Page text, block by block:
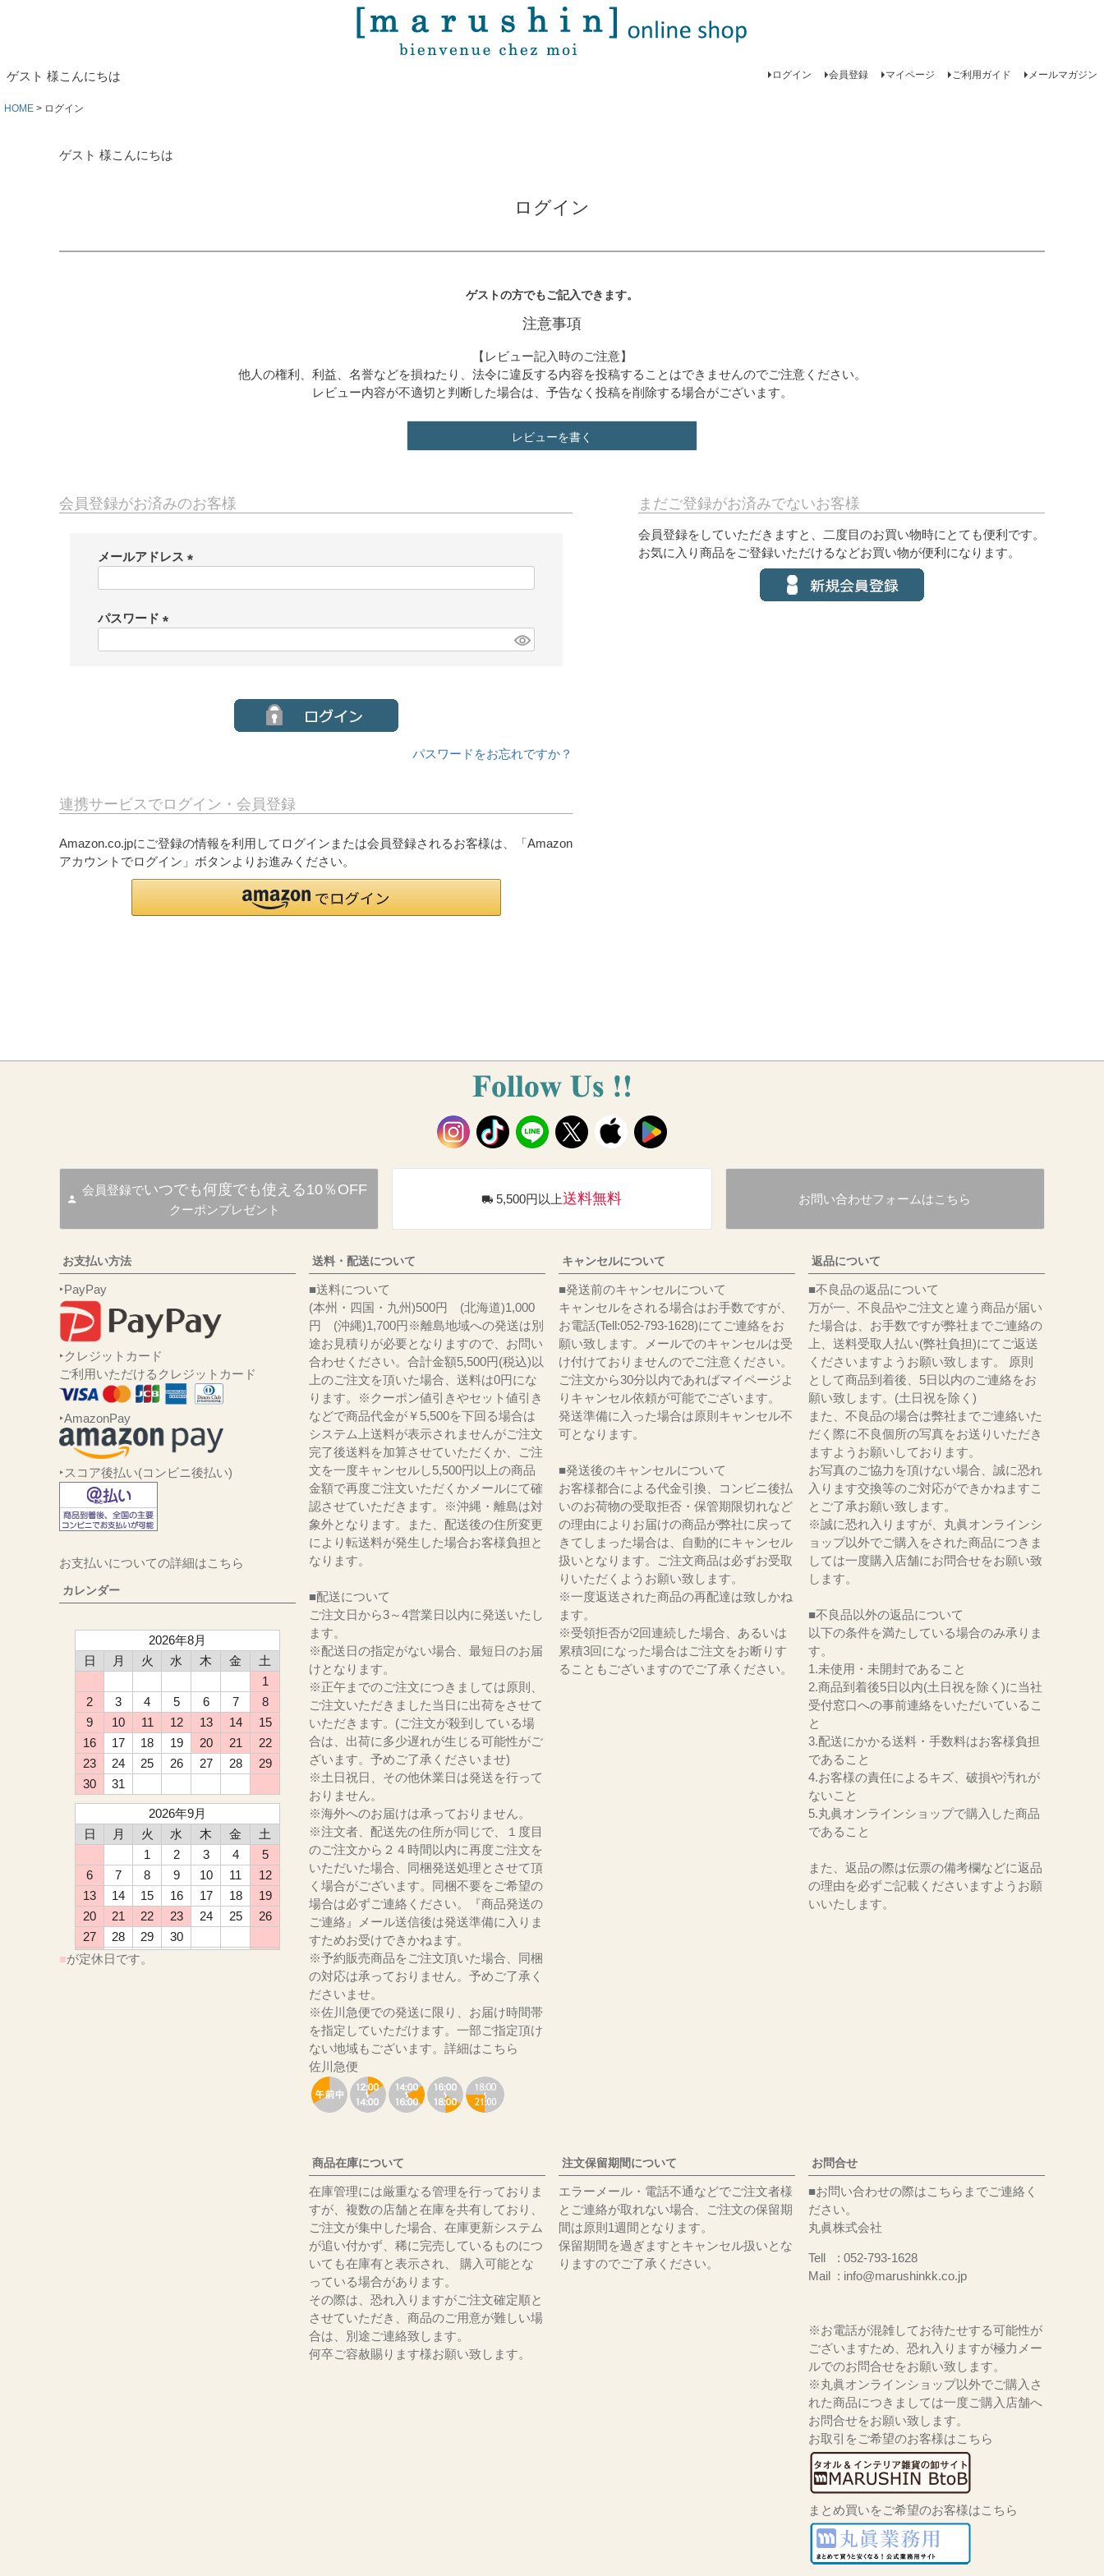
ゲスト 様こんにちは ログイン 会員登録 マイページ ご利用ガイド メールマガジン
HOME ログイン
ゲスト 様こんにちは
ログイン
ゲストの方でもご記入できます。
注意事項
【レビュー記入時のご注意】
他人の権利、利益、名誉などを損ねたり、法令に違反する内容を投稿することはできませんのでご注意ください。
レビュー内容が不適切と判断した場合は、予告なく投稿を削除する場合がございます。
レビューを書く
会員登録がお済みのお客様
メールアドレス
パスワード
パスワードをお忘れですか？
連携サービスでログイン・会員登録
Amazon.co.jpにご登録の情報を利用してログインまたは会員登録されるお客様は、「Amazon
アカウントでログイン」ボタンよりお進みください。
まだご登録がお済みでないお客様
会員登録をしていただきますと、二度目のお買い物時にとても便利です。
お気に入り商品をご登録いただけるなどお買い物が便利になります。
会員登録でいつでも何度でも使える10％OFF
クーポンプレゼント
5,500円以上送料無料 お問い合わせフォームはこちら
お支払い方法
‣PayPay
‣クレジットカード
ご利用いただけるクレジットカード
‣AmazonPay
‣スコア後払い(コンビニ後払い)
お支払いについての詳細はこちら
カレンダー
2026年8月
日
月 火 水 木 金
土
1
2
3 4 5 6 7
8
9
10 11 12 13 14
15
16
17 18 19 20 21
22
23
24 25 26 27 28
29
30
31
2026年9月
日
月 火 水 木 金
土
1
2 3 4
5
6
7 8 9 10 11
12
13
14 15 16 17 18
19
20
21 22 23 24 25
26
27
28 29
30
■が定休日です。
送料・配送について
■送料について
(本州・四国・九州)500円 (北海道)1,000
円 (沖縄)1,700円※離島地域への発送は別
途お見積りが必要となりますので、お問い
合わせください。合計金額5,500円(税込)以
上のご注文を頂いた場合、送料は0円にな
ります。※クーポン値引きやセット値引き
などで商品代金が￥5,500を下回る場合は
システム上送料が表示されませんがご注文
完了後送料を加算させていただくか、ご注
文を一度キャンセルし5,500円以上の商品
金額で再度ご注文いただくかメールにて確
認させていただきます。※沖縄・離島は対
象外となります。また、配送後の住所変更
により転送料が発生した場合お客様負担と
なります。
■配送について
ご注文日から3～4営業日以内に発送いたし
ます。
※配送日の指定がない場合、最短日のお届
けとなります。
※正午までのご注文につきましては原則、
ご注文いただきました当日に出荷をさせて
いただきます。(ご注文が殺到している場
合は、出荷に多少遅れが生じる可能性がご
ざいます。予めご了承くださいませ)
※土日祝日、その他休業日は発送を行って
おりません。
※海外へのお届けは承っておりません。
※注文者、配送先の住所が同じで、１度目
のご注文から２４時間以内に再度ご注文を
いただいた場合、同梱発送処理とさせて頂
く場合がございます。同梱不要をご希望の
場合は必ずご連絡ください。『商品発送の
ご連絡』メール送信後は発送準備に入りま
すためお受けできかねます。
※予約販売商品をご注文頂いた場合、同梱
の対応は承っておりません。予めご了承く
ださいませ。
※佐川急便での発送に限り、お届け時間帯
を指定していただけます。一部ご指定頂け
ない地域もございます。 詳細はこちら
佐川急便
キャンセルについて
■発送前のキャンセルについて
キャンセルをされる場合はお手数ですが、
お電話(Tell:052-793-1628)にてご連絡をお
願い致します。メールでのキャンセルは受
け付けておりませんのでご注意ください。
ご注文から30分以内であればマイページよ
りキャンセル依頼が可能でございます。
発送準備に入った場合は原則キャンセル不
可となります。
■発送後のキャンセルについて
お客様都合による代金引換、コンビニ後払
いのお荷物の受取拒否・保管期限切れなど
の理由によりお届けの商品が弊社に戻って
きてしまった場合は、自動的にキャンセル
扱いとなります。ご注文商品は必ずお受取
りいただくようお願い致します。
※一度返送された商品の再配達は致しかね
ます。
※受領拒否が2回連続した場合、あるいは
累積3回になった場合はご注文をお断りす
ることもございますのでご了承ください。
返品について
■不良品の返品について
万が一、不良品やご注文と違う商品が届い
た場合は、お手数ですが弊社までご連絡の
上、送料受取人払い(弊社負担)にてご返送
くださいますようお願い致します。 原則
として商品到着後、5日以内のご連絡をお
願い致します。(土日祝を除く)
また、不良品の場合は弊社までご連絡いた
だく際に不良個所の写真をお送りいただき
ますようお願いしております。
お写真のご協力を頂けない場合、誠に恐れ
入ります交換等のご対応ができかねますこ
とご了承お願い致します。
※誠に恐れ入りますが、丸眞オンラインシ
ョップ以外でご購入をされた商品につきま
しては一度購入店舗にお問合せをお願い致
します。
■不良品以外の返品について
以下の条件を満たしている場合のみ承りま
す。
1.未使用・未開封であること
2.商品到着後5日以内(土日祝を除く)に当社
受付窓口への事前連絡をいただいているこ
と
3.配送にかかる送料・手数料はお客様負担
であること
4.お客様の責任によるキズ、破損や汚れが
ないこと
5.丸眞オンラインショップで購入した商品
であること
また、返品の際は伝票の備考欄などに返品
の理由を必ずご記載くださいますようお願
いいたします。
商品在庫について
在庫管理には厳重なる管理を行っておりま
すが、複数の店舗と在庫を共有しており、
ご注文が集中した場合、在庫更新システム
が追い付かず、稀に完売しているものにつ
いても在庫有と表示され、 購入可能とな
っている場合があります。
その際は、恐れ入りますがご注文確定順と
させていただき、商品のご用意が難しい場
合は、別途ご連絡致します。
何卒ご容赦賜ります様お願い致します。
注文保留期間について
エラーメール・電話不通などでご注文者様
とご連絡が取れない場合、ご注文の保留期
間は原則1週間となります。
保留期間を過ぎますとキャンセル扱いとな
りますのでご了承ください。
お問合せ
■お問い合わせの際はこちらまでご連絡く
ださい。
丸眞株式会社
Tell
052-793-1628
Mail
info@marushinkk.co.jp
※お電話が混雑してお待たせする可能性が
ございますため、恐れ入りますが極力メー
ルでのお問合せをお願い致します。
※丸眞オンラインショップ以外でご購入さ
れた商品につきましては一度ご購入店舗へ
お問合せをお願い致します。
お取引をご希望のお客様はこちら
まとめ買いをご希望のお客様はこちら